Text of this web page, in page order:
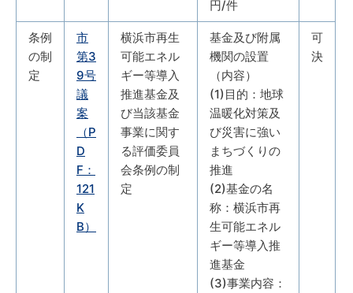
円/件
条例
の制
定
市
第3
9号
議
案
（P
D
F：
121
K
B）
横浜市再生
可能エネル
ギー等導入
推進基金及
び当該基金
事業に関す
る評価委員
会条例の制
定
基金及び附属
機関の設置
（内容）
(1)目的：地球
温暖化対策及
び災害に強い
まちづくりの
推進
(2)基金の名
称：横浜市再
生可能エネル
ギー等導入推
進基金
(3)事業内容：
可
決